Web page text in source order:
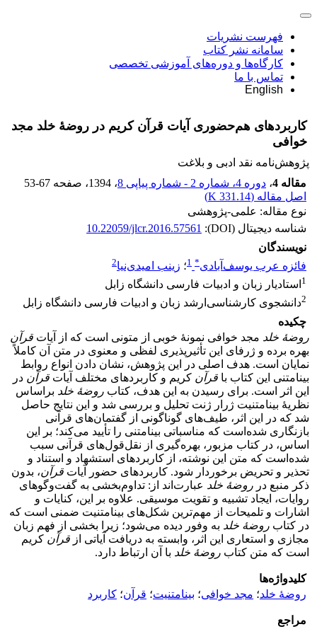
فهرست نشریات
سامانه نشر کتاب
کارگاه‌ها و دوره‌های آموزشی تخصصی
تماس با ما
English
کاربردهای هم‌‌حضوری آیات قرآن کریم در روضۀ خلد مجد
خوافی
پژوهش‌نامه نقد ادبی و بلاغت
مقاله 4
، دوره 4، شماره 2 - شماره پیاپی 8 ، 1394 ، صفحه 53-67
اصل مقاله (331.14 K
)
نوع مقاله: علمی-پژوهشی
شناسه دیجیتال (DOI):
10.22059/jlcr.2016.57561
نویسندگان
فائزه عرب یوسف‌آبادی*
1؛ زینب امیدی‌نیا2
1 استادیار زبان و ادبیات فارسی دانشگاه زابل
2دانشجوی کارشناسی‌ارشد زبان و ادبیات فارسی دانشگاه زابل
چکیده
روضۀ خلد مجد خوافی نمونۀ خوبی از متونی است که از آیات قرآن
بهره‌ برده و ژرفای این تأثیرپذیری لفظی و معنوی در متن آن کاملاً
نمایان است. هدف اصلی در این پژوهش، نشان دادن انواع روابط
بینامتنی این کتاب با قرآن کریم و کاربردهای مختلف آیات قرآن در
این اثر است. برای رسیدن به این هدف، کتاب روضۀ خلد براساس
نظریۀ بینامتنیت ژرار ژنت تحلیل و بررسی شد و این نتایج حاصل
شد که در این اثر، طیف‌های گوناگونی از گفتمان‌های قرآنی
بازنگاری شده‌است که مناسباتی بینامتنی را تأیید می‌کند؛ بر این
اساس، در کتاب مزبور، بهره‌گیری از نقل‌قول‌های قرآنی سبب
شده‌است که متن این نوشته، از کاربردهای استشهاد و استناد و
تحذیر و تحریض برخوردار شود. کاربردهای حضور آیات قرآن، بدون
ذکر منبع در روضۀ خلد عبارت‌اند از: تداوم‌بخشی به گفت‌وگوهای
روایات، ایجاد تشبیه و تقویت موسیقی. علاوه بر این، کنایات و
اشارات و تلمیحات از مهم‌ترین شکل‌های بینامتنیت ضمنی است که
در کتاب‌ روضۀ خلد به وفور دیده می‌شود؛ زیرا بخشی از فهم زبان
مجازی و استعاری این اثر، وابسته به دریافت آیاتی از قرآن کریم
است که متن کتاب‌ روضۀ خلد با آن ارتباط دارد.
کلیدواژه‌ها
روضۀ خلد؛ مجد خوافی؛ بینامتنیت؛ قرآن؛ کاربرد
مراجع